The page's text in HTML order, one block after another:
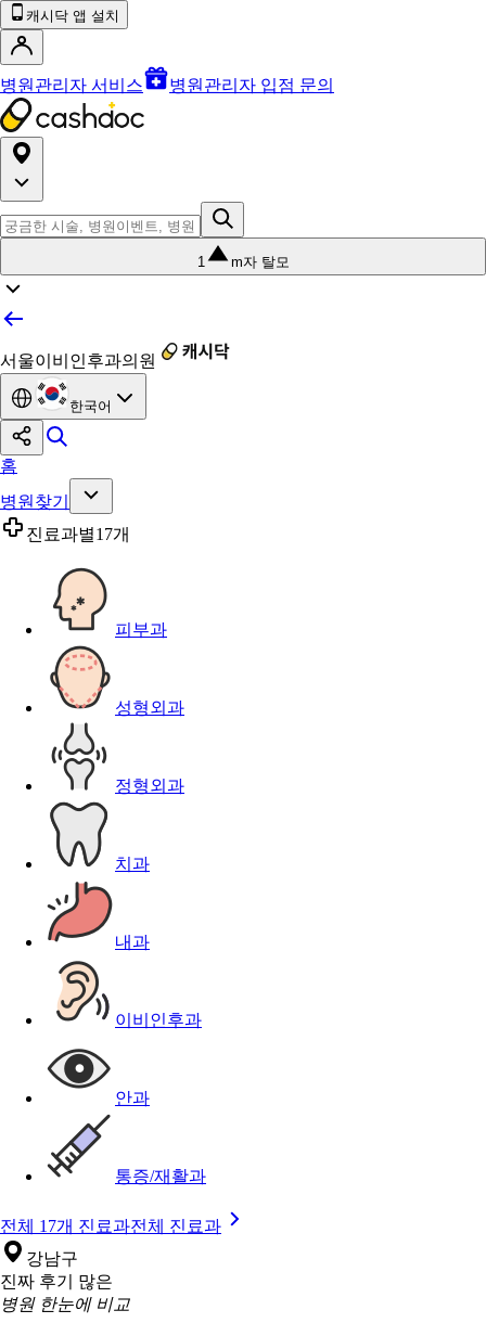
캐시닥 앱 설치
병원관리자 서비스 병원관리자 입점 문의
1 m자 탈모
서울이비인후과의원
한국어
홈
병원찾기
진료과별17개
피부과
성형외과
정형외과
치과
내과
이비인후과
안과
통증/재활과
전체 17개 진료과전체 진료과
강남구
진짜 후기 많은
병원 한눈에 비교